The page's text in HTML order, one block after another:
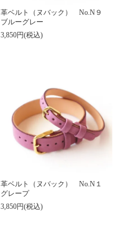
革ベルト（ヌバック） No.N９
ブルーグレー
3,850円(税込)
革ベルト（ヌバック） No.N１
グレープ
3,850円(税込)